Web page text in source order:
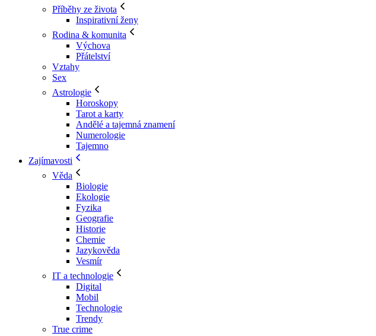
Příběhy ze života
Inspirativní ženy
Rodina & komunita
Výchova
Přátelství
Vztahy
Sex
Astrologie
Horoskopy
Tarot a karty
Andělé a tajemná znamení
Numerologie
Tajemno
Zajímavosti
Věda
Biologie
Ekologie
Fyzika
Geografie
Historie
Chemie
Jazykověda
Vesmír
IT a technologie
Digital
Mobil
Technologie
Trendy
True crime